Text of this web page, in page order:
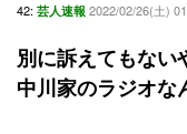
42: 芸人速報 2022/02/26(土)
別に訴えてもない
中川家のラジオな